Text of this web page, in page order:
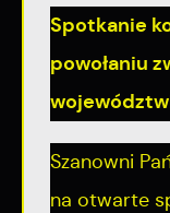
Spotkanie
powołaniu
Szanowni
na otwarte